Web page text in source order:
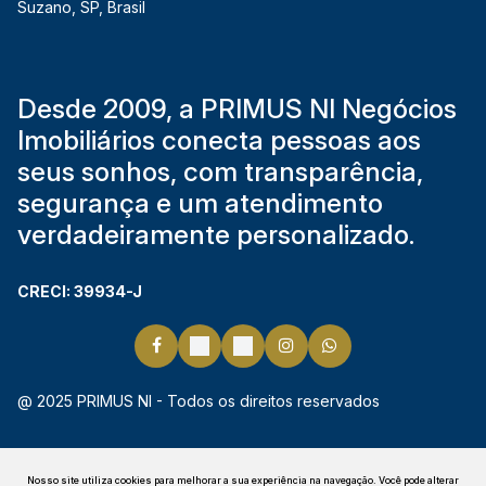
Nosso site utiliza cookies para melhorar a sua experiência na navegação. Você pode alterar
Suzano SP Brasil
Desde 2009, a PRIMUS NI Negócios
Imobiliários conecta pessoas aos
seus sonhos, com transparência,
segurança e um atendimento
verdadeiramente personalizado.
CRECI: 39934-J
@ 2025 PRIMUS NI - Todos os direitos reservados